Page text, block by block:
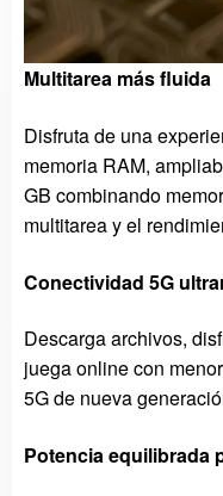
Multitarea más fluida
Disfruta de una
memoria RAM,
GB combinando
multitarea y el
Conectividad 5G
Descarga archivos,
juega online con
5G de nueva
Potencia equilibrada